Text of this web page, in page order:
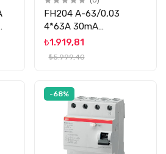
FH204 A-63/0,03
4*63A 30mA
KÇK.AK.ROLE ABB
₺1.919,81
₺5.999,40
-68%